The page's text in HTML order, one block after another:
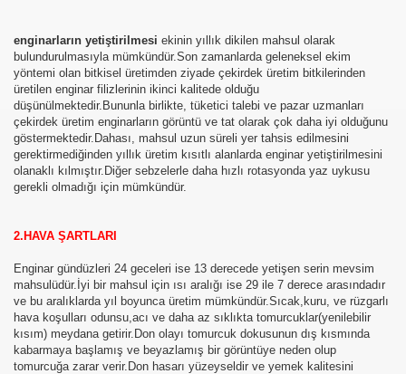
enginarların yetiştirilmesi ekinin yıllık dikilen mahsul olarak
bulundurulmasıyla mümkündür.Son zamanlarda geleneksel ekim
yöntemi olan bitkisel üretimden ziyade çekirdek üretim bitkilerinden
üretilen enginar filizlerinin ikinci kalitede olduğu
düşünülmektedir.Bununla birlikte, tüketici talebi ve pazar uzmanları
çekirdek üretim enginarların görüntü ve tat olarak çok daha iyi olduğunu
göstermektedir.Dahası, mahsul uzun süreli yer tahsis edilmesini
gerektirmediğinden yıllık üretim kısıtlı alanlarda enginar yetiştirilmesini
olanaklı kılmıştır.Diğer sebzelerle daha hızlı rotasyonda yaz uykusu
gerekli olmadığı için mümkündür.
2.HAVA ŞARTLARI
Enginar gündüzleri 24 geceleri ise 13 derecede yetişen serin mevsim
mahsulüdür.İyi bir mahsul için ısı aralığı ise 29 ile 7 derece arasındadır
ve bu aralıklarda yıl boyunca üretim mümkündür.Sıcak,kuru, ve rüzgarlı
hava koşulları odunsu,acı ve daha az sıklıkta tomurcuklar(yenilebilir
kısım) meydana getirir.Don olayı tomurcuk dokusunun dış kısmında
kabarmaya başlamış ve beyazlamış bir görüntüye neden olup
tomurcuğa zarar verir.Don hasarı yüzeyseldir ve yemek kalitesini
GUZELLIK SAYFASI
VE VİDEOLARI
ILGINC RESIMLER BILGILER KOMIK FOTOLAR
KOLAY,PRATİK,TARİFİ,NE PİŞİRSEM DİYENLER